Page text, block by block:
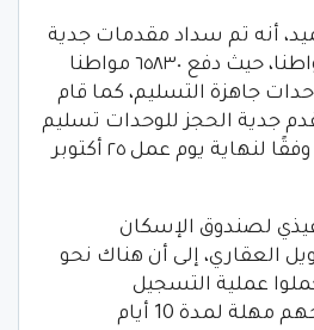
أنه تم سداد مقدمات جدية
الحجز نحو 160670 مواطنا، حيث دفع ٦٥٨٣٠ مواطنا
جاهزة التسليم، كما قام
مقدم جدية الحجز للوحدات تسليم
خلال 18 شهرًا، وذلك وفقًا لنهاية يوم عمل ٢٥ أكتوبر
لصندوق الإسكان
العقاري، إلى أن هناك نحو
عملية التسجيل
الإلكتروني، لذا تم منحهم مهلة لمدة 10 أيام